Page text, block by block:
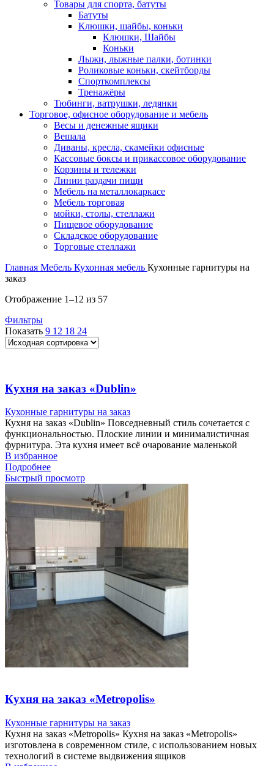
Товары для спорта, батуты
Батуты
Клюшки, шайбы, коньки
Клюшки, Шайбы
Коньки
Лыжи, лыжные палки, ботинки
Роликовые коньки, скейтборды
Спорткомплексы
Тренажёры
Тюбинги, ватрушки, ледянки
Торговое, офисное оборудование и мебель
Весы и денежные ящики
Вешала
Диваны, кресла, скамейки офисные
Кассовые боксы и прикассовое оборудование
Корзины и тележки
Линии раздачи пищи
Мебель на металлокаркасе
Мебель торговая
мойки, столы, стеллажи
Пищевое оборудование
Складское оборудование
Торговые стеллажи
Главная Мебель Кухонная мебель Кухонные гарнитуры на
заказ
Отображение 1–12 из 57
Фильтры
Показать 9 12 18 24
Кухня на заказ «Dublin»
Кухонные гарнитуры на заказ
Кухня на заказ «Dublin» Повседневный стиль сочетается с
функциональностью. Плоские линии и минималистичная
фурнитура. Эта кухня имеет всё очарование маленькой
В избранное
Подробнее
Быстрый просмотр
Кухня на заказ «Metropolis»
Кухонные гарнитуры на заказ
Кухня на заказ «Metropolis» Кухня на заказ «Metropolis»
изготовлена в современном стиле, с использованием новых
технологий в системе выдвижения ящиков